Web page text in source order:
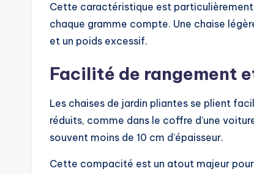
Cette caractéristique est particulièrement
chaque gramme compte. Une chaise
et un poids excessif.
Facilité de rangement
Les chaises de jardin pliantes se plient
réduits, comme dans le coffre d’une
souvent moins de 10 cm d’épaisseur.
Cette compacité est un atout majeur